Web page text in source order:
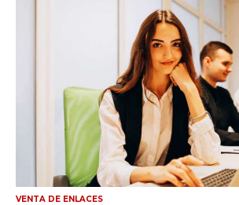
VENTA DE ENLACES